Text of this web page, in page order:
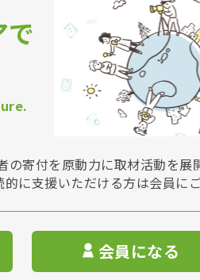
で
寄付を原動力に取材活動を展
に支援いただける方は会員に
会員になる